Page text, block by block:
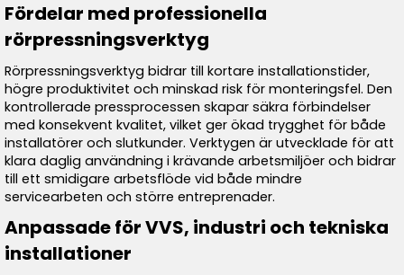
Fördelar med professionella
rörpressningsverktyg
Rörpressningsverktyg bidrar till kortare installationstider,
högre produktivitet och minskad risk för monteringsfel. Den
kontrollerade pressprocessen skapar säkra förbindelser
med konsekvent kvalitet, vilket ger ökad trygghet för både
installatörer och slutkunder. Verktygen är utvecklade för att
klara daglig användning i krävande arbetsmiljöer och bidrar
till ett smidigare arbetsflöde vid både mindre
servicearbeten och större entreprenader.
Anpassade för VVS, industri och tekniska
installationer